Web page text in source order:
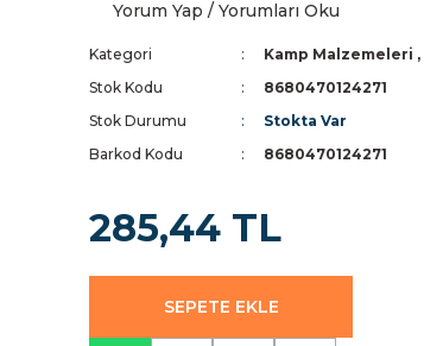
Yorum Yap / Yorumları Oku
Kategori Kamp Malzemeleri ,
Stok Kodu
8680470124271
Stok Durumu
Stokta Var
Barkod Kodu
8680470124271
285,44 TL
SEPETE EKLE